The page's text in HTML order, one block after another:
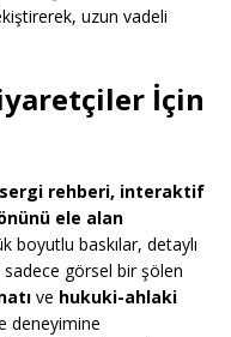
uzun vadeli
İçin
sergi rehberi, interaktif
ele alan
boyutlu baskılar, detaylı
görsel bir şölen
ve hukuki-ahlaki
deneyimine